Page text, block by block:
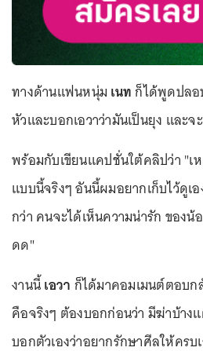
ทางด้านแฟนหนุ่ม เนทก็ได้พูดปลอ
หัวและบอกเอวาว่ามันเป็นยุง และจ
พร้อมกับเขียนเเคปชั่นใต้คลิปว่า "
แบบนี้จริงๆ อันนี้ผมอยากเก็บไว้ดู
กว่า คนจะได้เห็นความน่ารัก ของ
ดด"
งานนี้เอวา ก็ได้มาคอมเมนต์ตอบ
คือจริงๆ ต้องบอกก่อนว่า มีฆ่าบ้าง
บอกตัวเองว่าอยากรักษาศีลให้ครบ